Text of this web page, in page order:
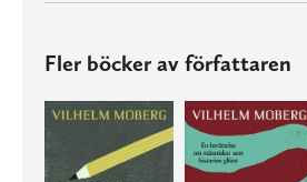
Fler böcker av författaren